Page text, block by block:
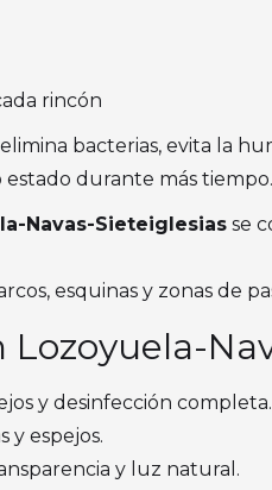
rincón
bacterias, evita la
durante más tiempo.
Navas-Sieteiglesias se
esquinas y zonas de
y desinfección completa.
y espejos.
y luz natural.